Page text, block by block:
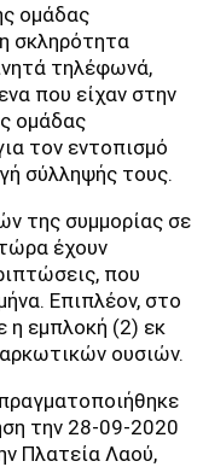
ομάδας
σκληρότητα
τηλέφωνά,
που είχαν στην
ομάδας
τον εντοπισμό
σύλληψής τους.
της συμμορίας σε
έχουν
που
Επιπλέον, στο
η εμπλοκή (2) εκ
ουσιών.
την 28-09-2020
Πλατεία Λαού,